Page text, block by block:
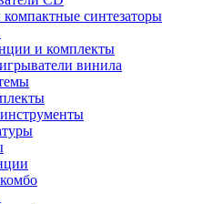
синтезаторы
и комплекты
винила